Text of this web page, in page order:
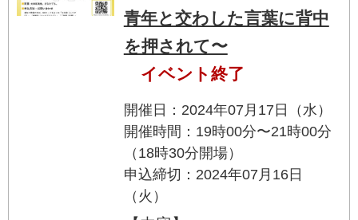
青年と交わした言葉に背中
を押されて〜
イベント終了
開催日：2024年07月17日（水）
開催時間：19時00分〜21時00分
（18時30分開場）
申込締切：2024年07月16日
（火）